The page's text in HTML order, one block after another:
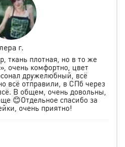
лера г.
ткань плотная, но в то же
очень комфортно, цвет
дружелюбный, всё
всё отправили, в СПб через
В общем, очень довольны,
😊Отдельное спасибо за
очень приятно!